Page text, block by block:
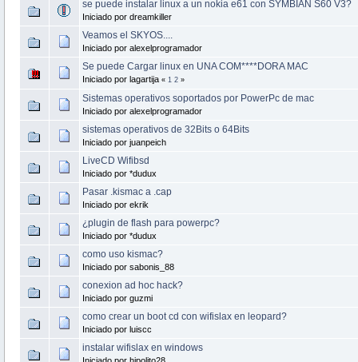
se puede instalar linux a un nokia e61 con SYMBIAN S60 V3?
Iniciado por dreamkiller
Veamos el SKYOS....
Iniciado por alexelprogramador
Se puede Cargar linux en UNA COM****DORA MAC
Iniciado por lagartija « 1 2»
Sistemas operativos soportados por PowerPc de mac
Iniciado por alexelprogramador
sistemas operativos de 32Bits o 64Bits
Iniciado por juanpeich
LiveCD Wifibsd
Iniciado por *dudux
Pasar .kismac a .cap
Iniciado por ekrik
¿plugin de flash para powerpc?
Iniciado por *dudux
como uso kismac?
Iniciado por sabonis_88
conexion ad hoc hack?
Iniciado por guzmi
como crear un boot cd con wifislax en leopard?
Iniciado por luiscc
instalar wifislax en windows